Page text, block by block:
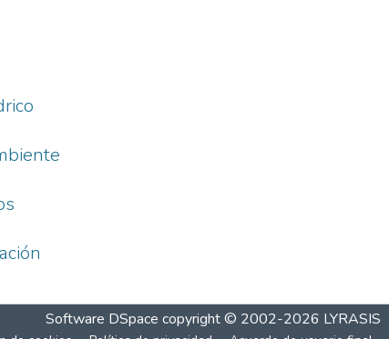
Software DSpace copyright © 2002-2026 LYRASIS